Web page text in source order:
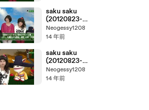
saku saku
(20120823-
0730 ｔｖ
ｋ)-03
Neogessy1208
14 年前
saku saku
(20120823-
0730 ｔｖ
ｋ)-04
Neogessy1208
14 年前